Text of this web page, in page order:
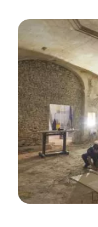
Visuel
en
page
d’accueil